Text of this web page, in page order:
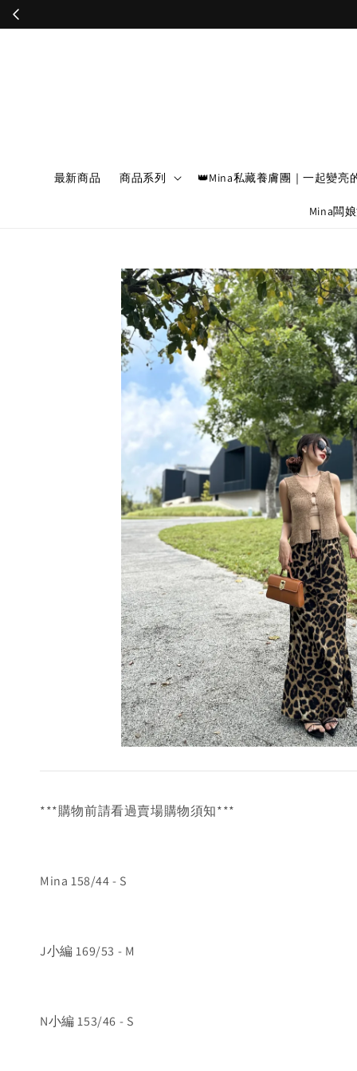
最新商品 商品系列 👑Mina私藏養膚團｜一起變亮
Mina闆
***購物前請看過賣場購物須知***
Mina 158/44 - S
J小編 169/53 - M
N小編 153/46 - S